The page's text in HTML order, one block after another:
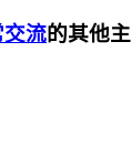
交流的其他